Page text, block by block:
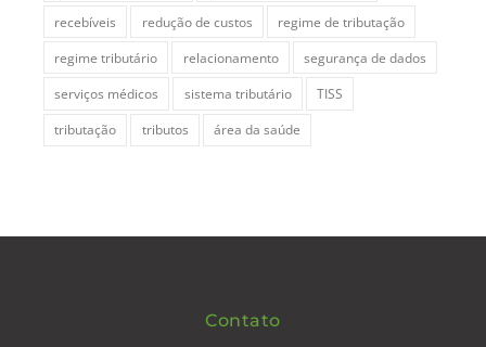
recebíveis
redução de custos
regime de tributação
regime tributário
relacionamento
segurança de dados
serviços médicos
sistema tributário
TISS
tributação
tributos área da saúde
Contato